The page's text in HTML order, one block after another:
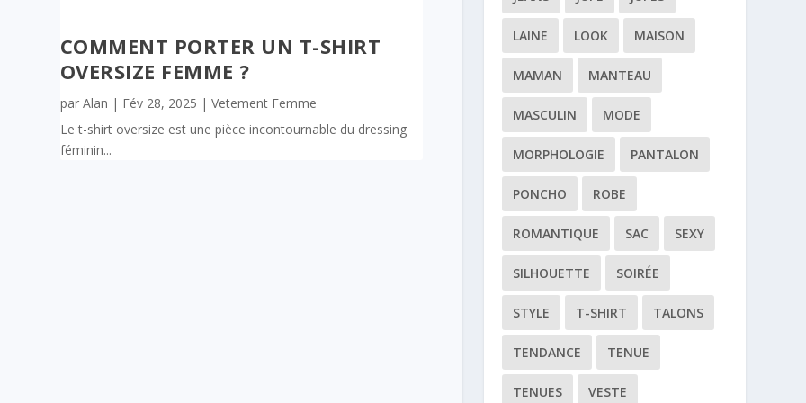
COMMENT PORTER UN T-SHIRT
OVERSIZE FEMME ?
par Alan | Fév 28, 2025 | Vetement Femme
Le t-shirt oversize est une pièce incontournable du dressing
féminin...
LAINE LOOK MAISON
MAMAN MANTEAU
MASCULIN MODE
MORPHOLOGIE PANTALON
PONCHO ROBE
ROMANTIQUE SAC SEXY
SILHOUETTE SOIRÉE
STYLE T-SHIRT TALONS
TENDANCE TENUE
TENUES VESTE